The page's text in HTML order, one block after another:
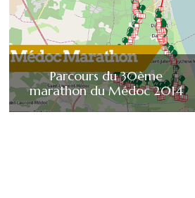
Parcours du 30ème
marathon du Médoc 2014